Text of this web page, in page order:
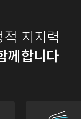
지지력
께합니다